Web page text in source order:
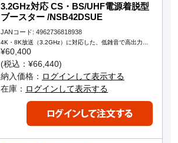
3.2GHz対応 CS・BS/UHF電源着脱型
ブースター /NSB42DSUE
JANコード: 4962736818938
4K・8K放送（3.2GHz）に対応した、低雑音で高出力…
¥60,400
(税込：¥66,440)
納入価格： ログインして表示する
在庫： ログインして表示する